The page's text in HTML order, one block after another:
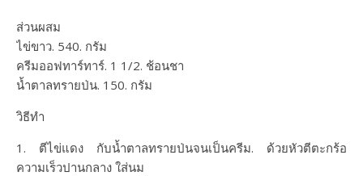
ส่วนผสม
ไข่ขาว. 540. กรัม
ครีมออฟทาร์ทาร์. 1 1/2. ช้อนชา
น้ำตาลทรายป่น. 150. กรัม
วิธีทำ
1. ตีไข่แดง กับน้ำตาลทรายป่นจนเป็นครีม. ด้วยหัวตีตะกร้อ
ความเร็วปานกลาง ใส่นม